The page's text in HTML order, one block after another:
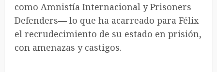
como Amnistía Internacional y Prisoners
Defenders— lo que ha acarreado para Félix
el recrudecimiento de su estado en prisión,
con amenazas y castigos.